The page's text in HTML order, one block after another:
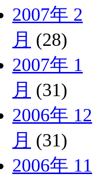
2007年 2
月 (28)
2007年 1
月 (31)
2006年 12
月 (31)
2006年 11